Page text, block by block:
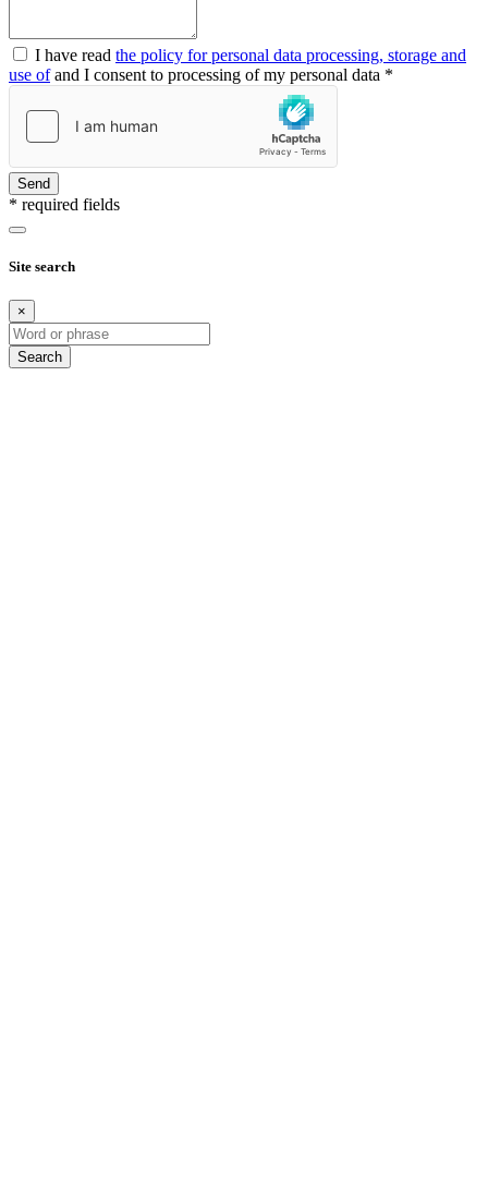
I have read the policy for personal data processing, storage and
use ofand I consent to processing of my personal data *
Send
* required fields
Site search
×
Search